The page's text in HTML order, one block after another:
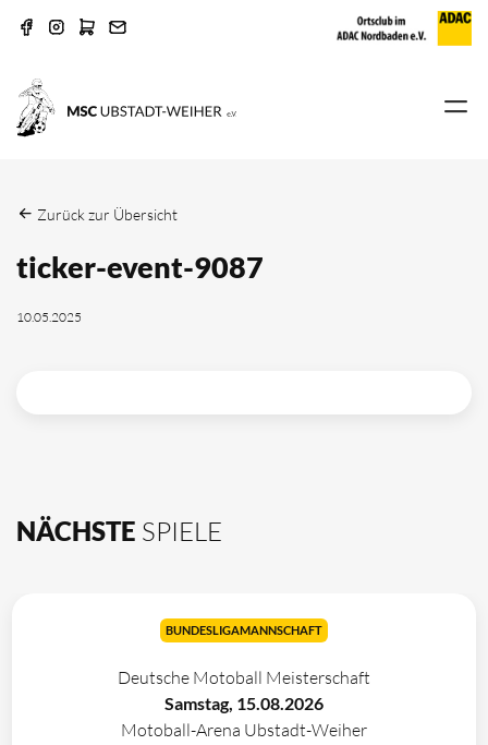
Zurück zur Übersicht
ticker-event-9087
10.05.2025
NÄCHSTE SPIELE
BUNDESLIGAMANNSCHAFT
Deutsche Motoball Meisterschaft
Samstag, 15.08.2026
Motoball-Arena Ubstadt-Weiher